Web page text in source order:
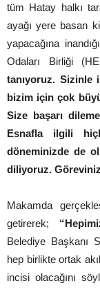
tüm Hatay halkı
ayağı yere basan
yapacağına
Odaları Birliği
tanıyoruz. Sizinle
bizim için çok
Size başarı
Esnafla ilgili
döneminizde de
diliyoruz.
Makamda
getirerek;
Belediye Başkanı
hep birlikte ortak
incisi olacağını